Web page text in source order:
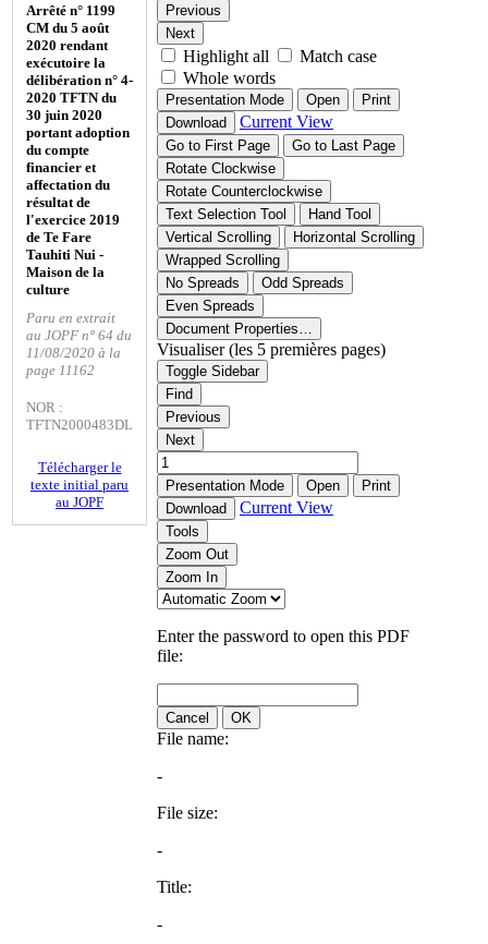
Arrêté n° 1199
CM du 5 août
2020 rendant
exécutoire la
délibération n° 4-
2020 TFTN du
30 juin 2020
portant adoption
du compte
financier et
affectation du
résultat de
l'exercice 2019
de Te Fare
Tauhiti Nui -
Maison de la
culture
Paru en extrait
au JOPF n° 64 du
11/08/2020 à la
page 11162
NOR :
TFTN2000483DL
Télécharger le
texte initial paru
au JOPF
Previous
Next
Highlight all
Match case
Whole words
Presentation Mode Open
Print
Download
Current View
Go to First Page
Go to Last Page
Rotate Clockwise
Rotate Counterclockwise
Text Selection Tool
Hand Tool
Vertical Scrolling
Horizontal Scrolling
Wrapped Scrolling
No Spreads
Odd Spreads
Even Spreads
Document Properties…
Visualiser (les 5 premières pages)
Toggle Sidebar
Find
Previous
Next
Presentation Mode Open
Print
Download
Current View
Tools
Zoom Out
Zoom In
Enter the password to open this PDF
file:
Cancel OK
File name:
-
File size:
-
Title:
-